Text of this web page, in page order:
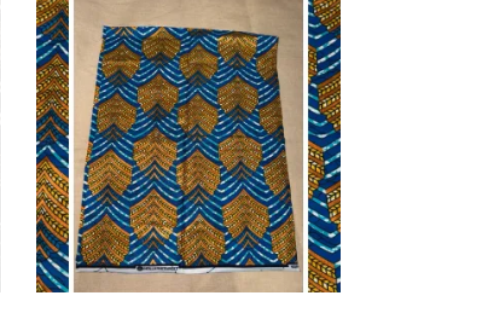
AJOUTER AU PANIER